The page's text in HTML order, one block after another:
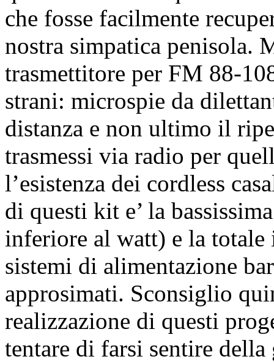
che fosse facilmente
nostra simpatica penisola.
trasmettitore per FM 88-
strani: microspie da
distanza e non ultimo il
trasmessi via radio per
l’esistenza dei cordless
di questi kit e’ la
inferiore al watt) e la totale
sistemi di alimentazione
approsimati. Sconsiglio
realizzazione di questi
tentare di farsi sentire